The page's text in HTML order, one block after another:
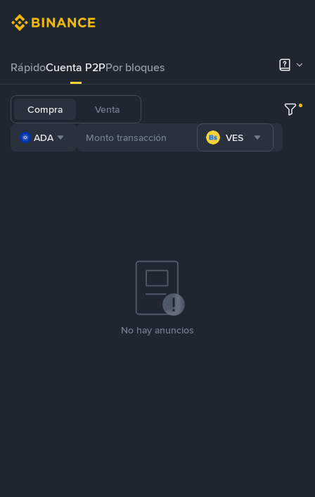
RápidoCuenta P2PPor bloques
Compra Venta
ADA VES
No hay anuncios